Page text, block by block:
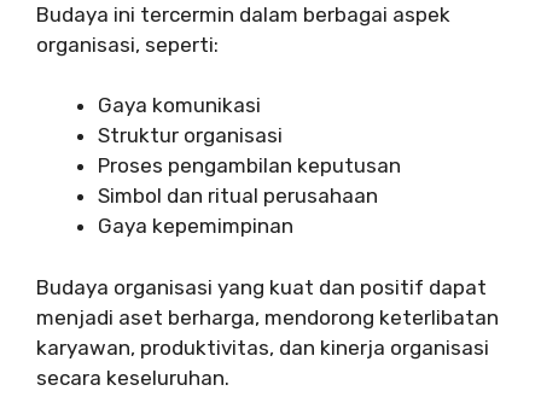
Budaya ini tercermin dalam berbagai aspek
organisasi, seperti:
Gaya komunikasi
Struktur organisasi
Proses pengambilan keputusan
Simbol dan ritual perusahaan
Gaya kepemimpinan
Budaya organisasi yang kuat dan positif dapat
menjadi aset berharga, mendorong keterlibatan
karyawan, produktivitas, dan kinerja organisasi
secara keseluruhan.